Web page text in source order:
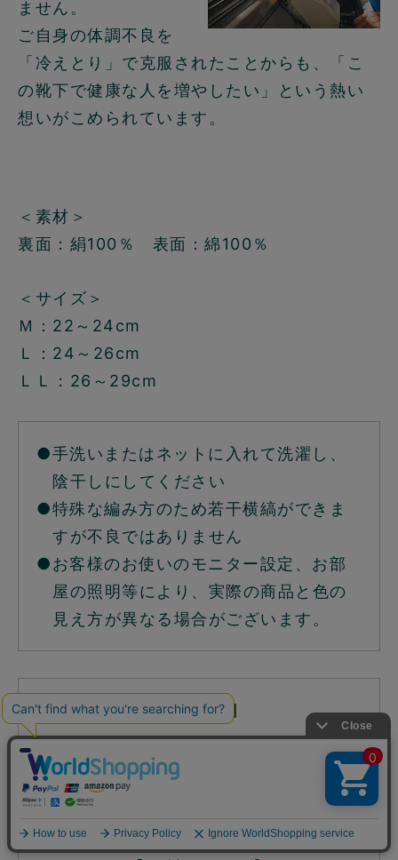
ません。
ご自身の体調不良を
「冷えとり」で克服されたことからも、「こ
の靴下で健康な人を増やしたい」という熱い
想いがこめられています。
＜素材＞
裏面：絹100％ 表面：綿100％
＜サイズ＞
Ｍ：22～24cm
Ｌ：24～26cm
ＬＬ：26～29cm
●手洗いまたはネットに入れて洗濯し、
陰干しにしてください
●特殊な編み方のため若干横縞ができま
すが不良ではありません
●お客様のお使いのモニター設定、お部
屋の照明等により、実際の商品と色の
見え方が異なる場合がございます。
【返品不可】
ん。なにとぞご了承くださいませ。